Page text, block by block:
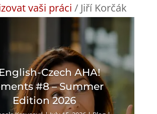
vaši práci / Jiří Korčák
English-Czech AHA!
#8 – Summer
Edition 2026